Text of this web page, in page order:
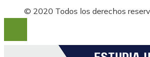
© 2020 Todos los derechos